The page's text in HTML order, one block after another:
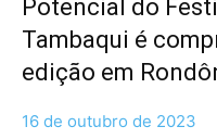
Potencial do
Tambaqui é
edição em
16 de outubro de 2023